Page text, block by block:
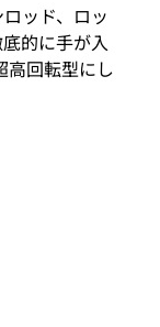
ッド、ロッ
的に手が入
高回転型にし